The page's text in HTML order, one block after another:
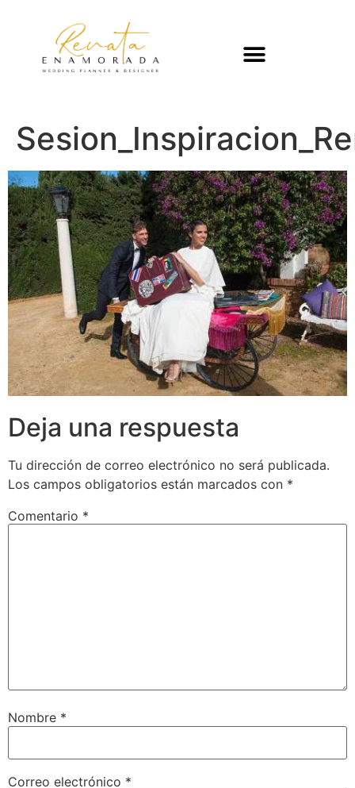
Deja una respuesta
Tu dirección de correo electrónico no será publicada.
Los campos obligatorios están marcados con *
Comentario *
Nombre *
Correo electrónico *